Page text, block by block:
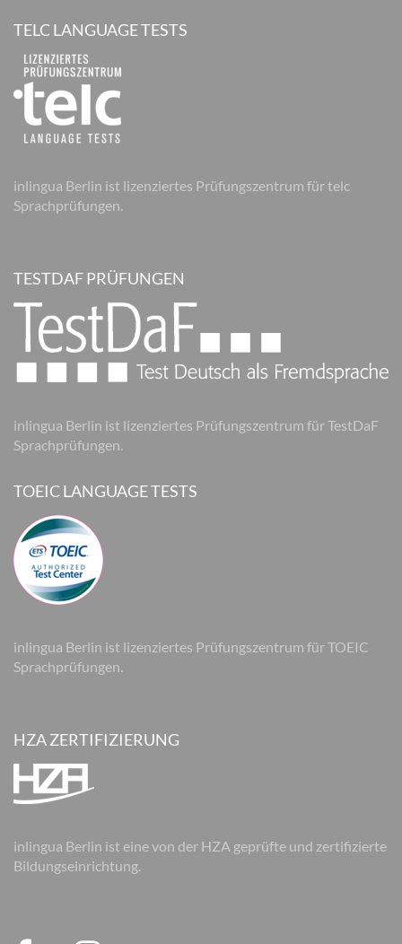
TELC LANGUAGE TESTS
inlingua Berlin ist lizenziertes Prüfungszentrum für telc
Sprachprüfungen.
TESTDAF PRÜFUNGEN
inlingua Berlin ist lizenziertes Prüfungszentrum für TestDaF
Sprachprüfungen.
TOEIC LANGUAGE TESTS
inlingua Berlin ist lizenziertes Prüfungszentrum für TOEIC
Sprachprüfungen.
HZA ZERTIFIZIERUNG
inlingua Berlin ist eine von der HZA geprüfte und zertifizierte
Bildungseinrichtung.